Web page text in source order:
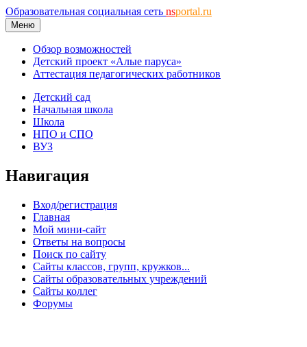
Образовательная социальная сеть nsportal.ru
Меню
Обзор возможностей
Детский проект «Алые паруса»
Аттестация педагогических работников
Детский сад
Начальная школа
Школа
НПО и СПО
ВУЗ
Навигация
Вход/регистрация
Главная
Мой мини-сайт
Ответы на вопросы
Поиск по сайту
Сайты классов, групп, кружков...
Сайты образовательных учреждений
Сайты коллег
Форумы